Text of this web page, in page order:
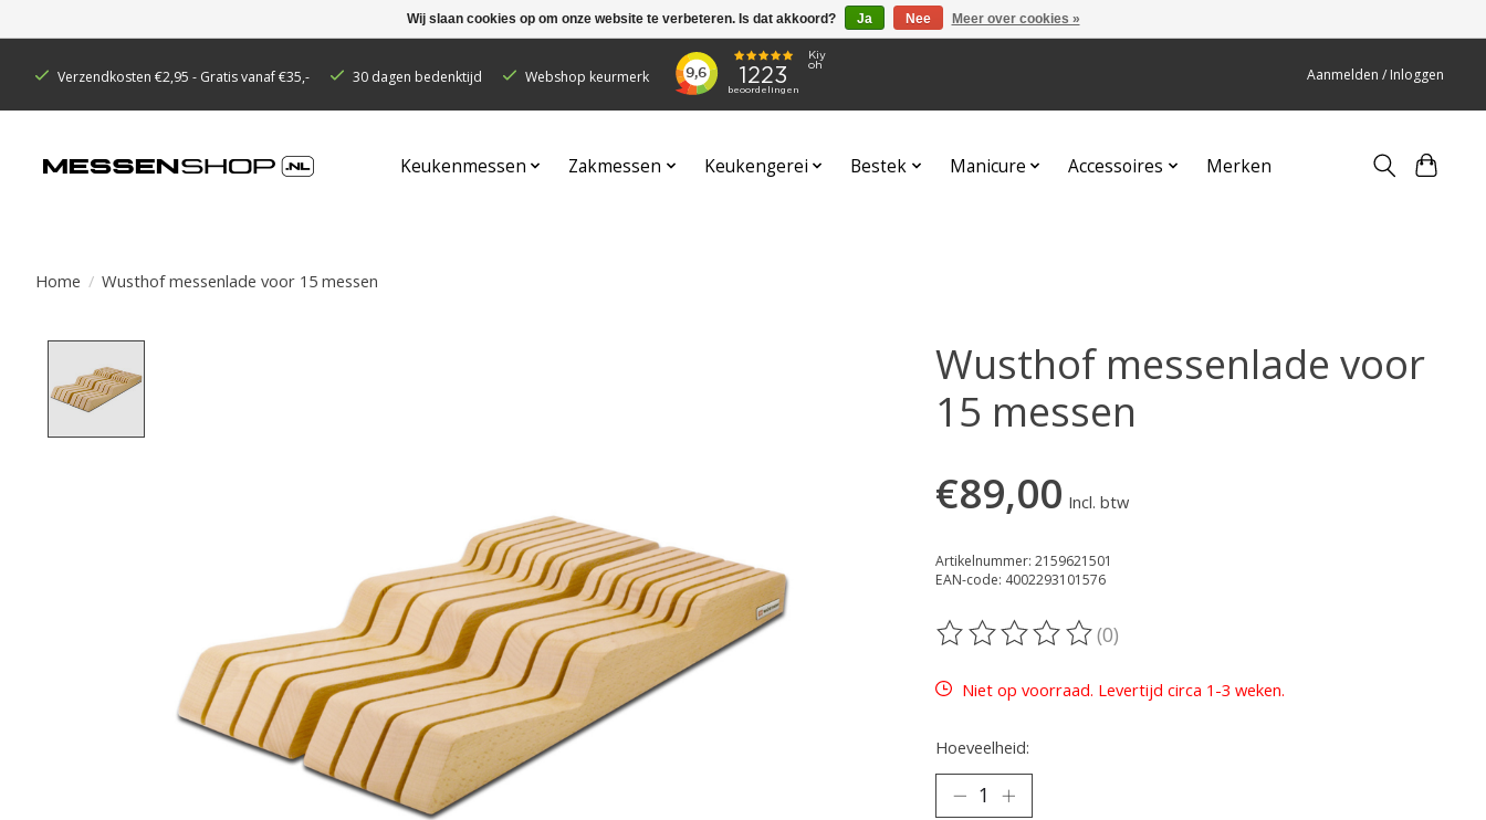
Verzendkosten €2,95 - Gratis vanaf €35,- 30 dagen bedenktijd Webshop keurmerk Aanmelden / Inloggen
Keukenmessen Zakmessen Keukengerei Bestek Manicure Accessoires Merken
Home / Wusthof messenlade voor 15 messen
Wusthof messenlade voor
15 messen
€89,00 Incl. btw
Artikelnummer: 2159621501
EAN-code: 4002293101576
De beoordeling van dit product is
(0)
Niet op voorraad. Levertijd circa 1-3 weken.
Hoeveelheid:
Wij slaan cookies op om onze website te verbeteren. Is dat akkoord? Ja Nee Meer over cookies »